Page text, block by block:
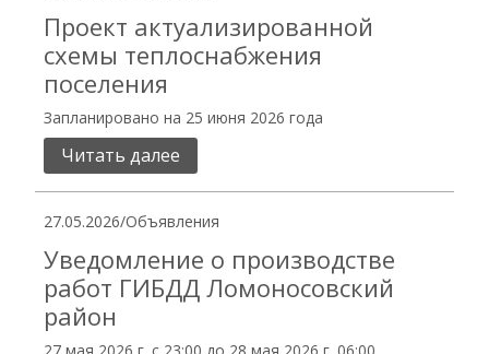
Проект актуализированной
схемы теплоснабжения
поселения
Запланировано на 25 июня 2026 года
Читать далее
27.05.2026/Объявления
Уведомление о производстве
работ ГИБДД Ломоносовский
район